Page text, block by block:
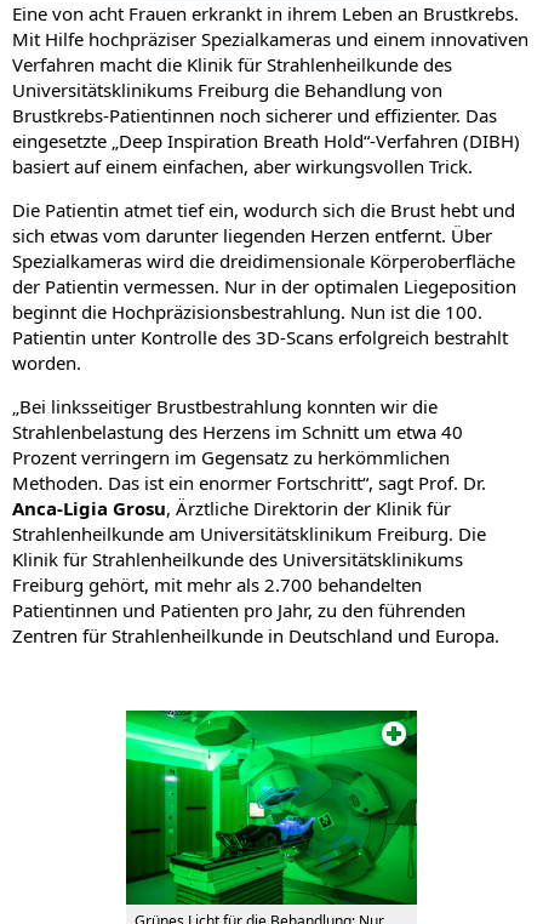
Eine von acht Frauen erkrankt in ihrem Leben an Brustkrebs.
Mit Hilfe hochpräziser Spezialkameras und einem innovativen
Verfahren macht die Klinik für Strahlenheilkunde des
Universitätsklinikums Freiburg die Behandlung von
Brustkrebs-Patientinnen noch sicherer und effizienter. Das
eingesetzte „Deep Inspiration Breath Hold“-Verfahren (DIBH)
basiert auf einem einfachen, aber wirkungsvollen Trick.
Die Patientin atmet tief ein, wodurch sich die Brust hebt und
sich etwas vom darunter liegenden Herzen entfernt. Über
Spezialkameras wird die dreidimensionale Körperoberfläche
der Patientin vermessen. Nur in der optimalen Liegeposition
beginnt die Hochpräzisionsbestrahlung. Nun ist die 100.
Patientin unter Kontrolle des 3D-Scans erfolgreich bestrahlt
worden.
„Bei linksseitiger Brustbestrahlung konnten wir die
Strahlenbelastung des Herzens im Schnitt um etwa 40
Prozent verringern im Gegensatz zu herkömmlichen
Methoden. Das ist ein enormer Fortschritt“, sagt Prof. Dr.
Anca-Ligia Grosu, Ärztliche Direktorin der Klinik für
Strahlenheilkunde am Universitätsklinikum Freiburg. Die
Klinik für Strahlenheilkunde des Universitätsklinikums
Freiburg gehört, mit mehr als 2.700 behandelten
Patientinnen und Patienten pro Jahr, zu den führenden
Zentren für Strahlenheilkunde in Deutschland und Europa.